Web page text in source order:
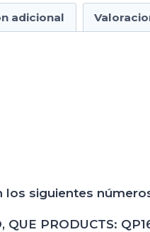
adicional
los siguientes
PRODUCTS: